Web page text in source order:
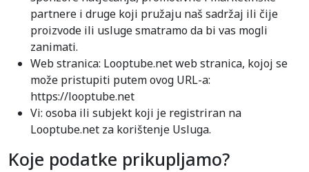
partnere i druge koji pružaju naš sadržaj ili čije
proizvode ili usluge smatramo da bi vas mogli
zanimati.
Web stranica: Looptube.net web stranica, kojoj se
može pristupiti putem ovog URL-a:
https://looptube.net
Vi: osoba ili subjekt koji je registriran na
Looptube.net za korištenje Usluga.
Koje podatke prikupljamo?